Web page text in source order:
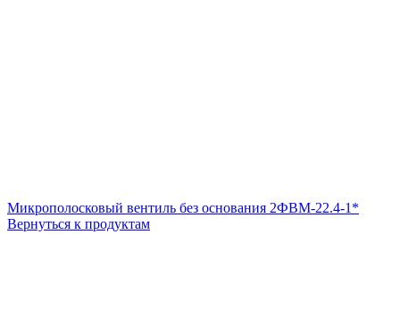
Микрополосковый вентиль без основания 2ФВМ-22.4-1*
Вернуться к продуктам